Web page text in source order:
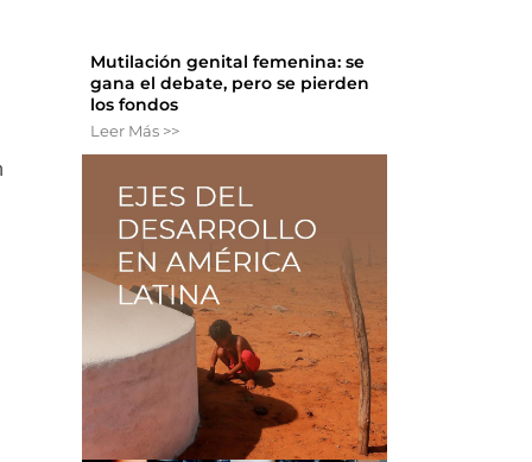
Mutilación genital femenina: se
gana el debate, pero se pierden
los fondos
Leer Más >>